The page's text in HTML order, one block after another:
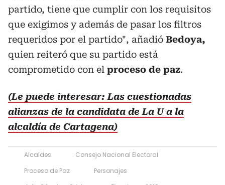
partido, tiene que cumplir con los requisitos
que exigimos y además de pasar los filtros
requeridos por el partido", añadió Bedoya,
quien reiteró que su partido está
comprometido con el proceso de paz.
(Le puede interesar: Las cuestionadas
alianzas de la candidata de La U a la
alcaldía de Cartagena)
Alcaldes
Consejo Nacional Electoral
Proceso de Paz
Personajes